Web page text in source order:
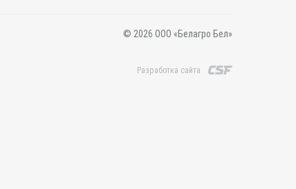
© 2026 ООО «Белагро Бел»
Разработка сайта